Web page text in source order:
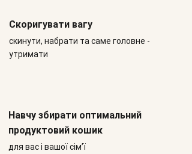
Скоригувати вагу
скинути, набрати та саме головне -
утримати
Навчу збирати оптимальний
продуктовий кошик
для вас і вашої сім’ї